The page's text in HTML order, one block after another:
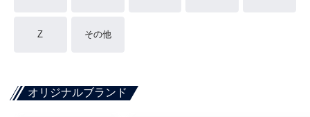
Z その他
オリジナルブランド